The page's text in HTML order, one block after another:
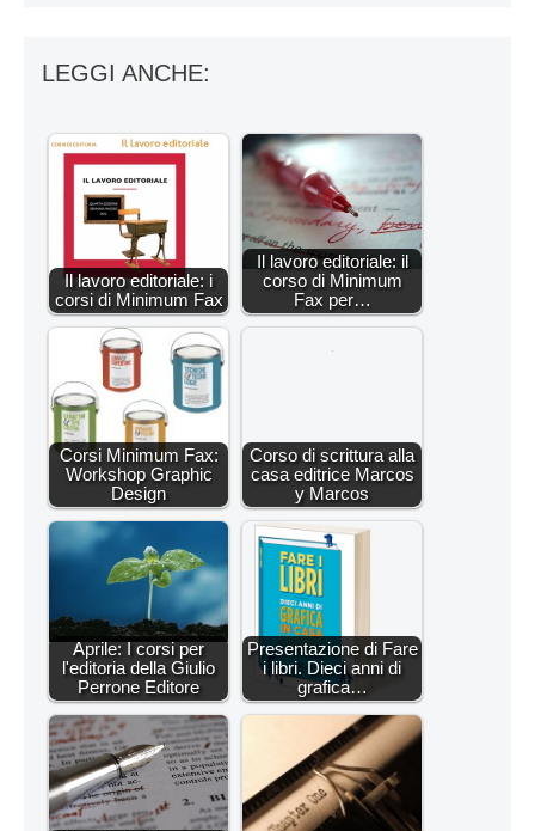
LEGGI ANCHE:
Il lavoro editoriale: i
corsi di Minimum Fax
Il lavoro editoriale: il
corso di Minimum
Fax per…
Corsi Minimum Fax:
Workshop Graphic
Design
Corso di scrittura alla
casa editrice Marcos
y Marcos
Aprile: I corsi per
l'editoria della Giulio
Perrone Editore
Presentazione di Fare
i libri. Dieci anni di
grafica…